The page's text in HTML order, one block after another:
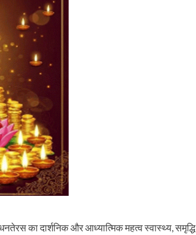
का दार्शनिक और आध्यात्मिक महत्व स्वास्थ्य, समृद्धि